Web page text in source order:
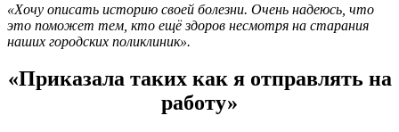
«Хочу описать историю своей болезни. Очень надеюсь, что
это поможет тем, кто ещё здоров несмотря на старания
наших городских поликлиник».
«Приказала таких как я отправлять на
работу»